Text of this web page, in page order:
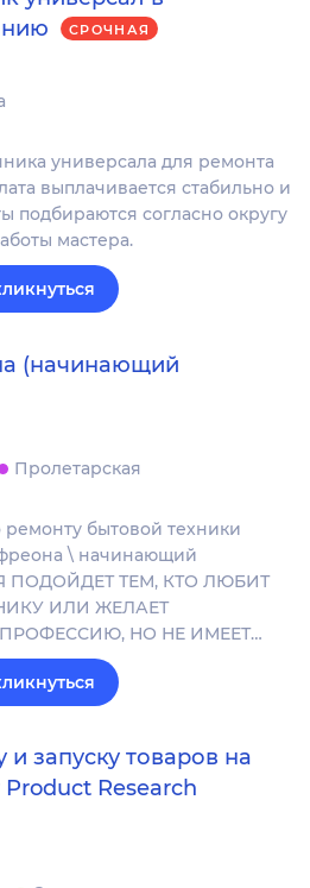
СРОЧНАЯ
универсала для ремонта
выплачивается стабильно и
подбираются согласно округу
мастера.
(начинающий
Пролетарская
бытовой техники
\ начинающий
ПОДОЙДЕТ ТЕМ, КТО ЛЮБИТ
ИЛИ ЖЕЛАЕТ
НО НЕ ИМЕЕТ…
и запуску товаров на
Research